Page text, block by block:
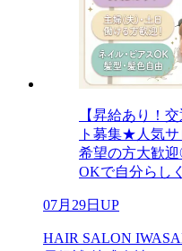
【昇給あり！
ト募集★人気
希望の方大歓
OKで自分らし
07月29日UP
HAIR SALON